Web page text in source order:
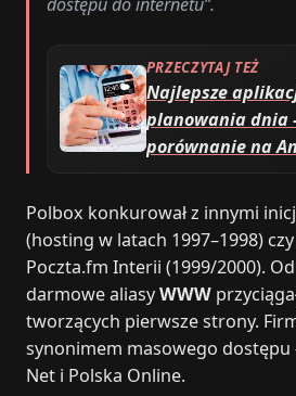
PRZECZYTAJ TEŻ
Najlepsze
planowania dnia
porównanie na
Polbox konkurował z innymi
(hosting w latach 1997–1998)
Poczta.fm Interii (1999/2000).
darmowe aliasyWWW
tworzących pierwsze strony.
synonimem masowego dostępu
Net i Polska Online.